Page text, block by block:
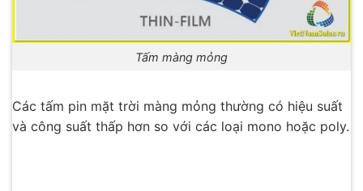
Tấm màng mỏng
Các tấm pin mặt trời màng mỏng thường có hiệu suất
và công suất thấp hơn so với các loại mono hoặc poly.